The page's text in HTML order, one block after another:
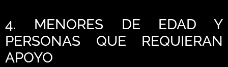
4. MENORES DE EDAD Y
PERSONAS QUE REQUIERAN
APOYO